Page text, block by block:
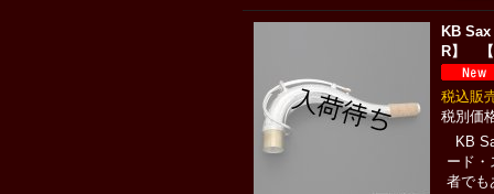
KB
R】 【
税込
KB
ード
者で